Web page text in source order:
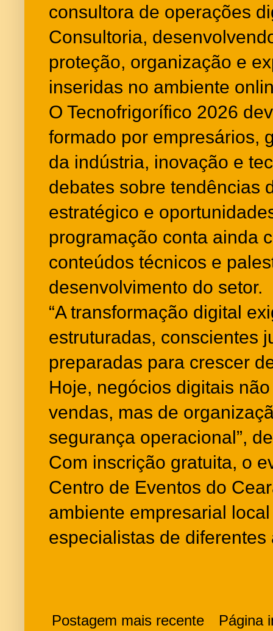
consultora de operações
Consultoria,
proteção, organização e
inseridas no ambiente
O Tecnofrigorífico 2026
formado por empresários,
da indústria, inovação e
debates sobre tendências
estratégico e
programação conta ainda
conteúdos técnicos e
desenvolvimento do setor.
“A transformação digital
estruturadas, conscientes
preparadas para crescer
Hoje, negócios digitais
vendas, mas de
segurança operacional”,
Com inscrição gratuita, o
Centro de Eventos do
ambiente empresarial
especialistas de
Postagem mais recente Página